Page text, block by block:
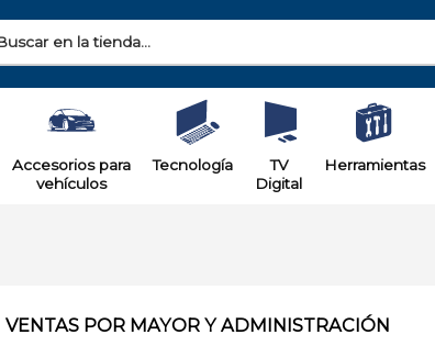
Accesorios para
vehículos
Tecnología
TV
Digital
Herramientas
VENTAS POR MAYOR Y ADMINISTRACIÓN